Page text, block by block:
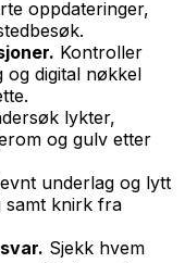
oppdateringer,
Kontroller
digital nøkkel
lykter,
og gulv etter
underlag og lytt
samt knirk fra
Sjekk hvem